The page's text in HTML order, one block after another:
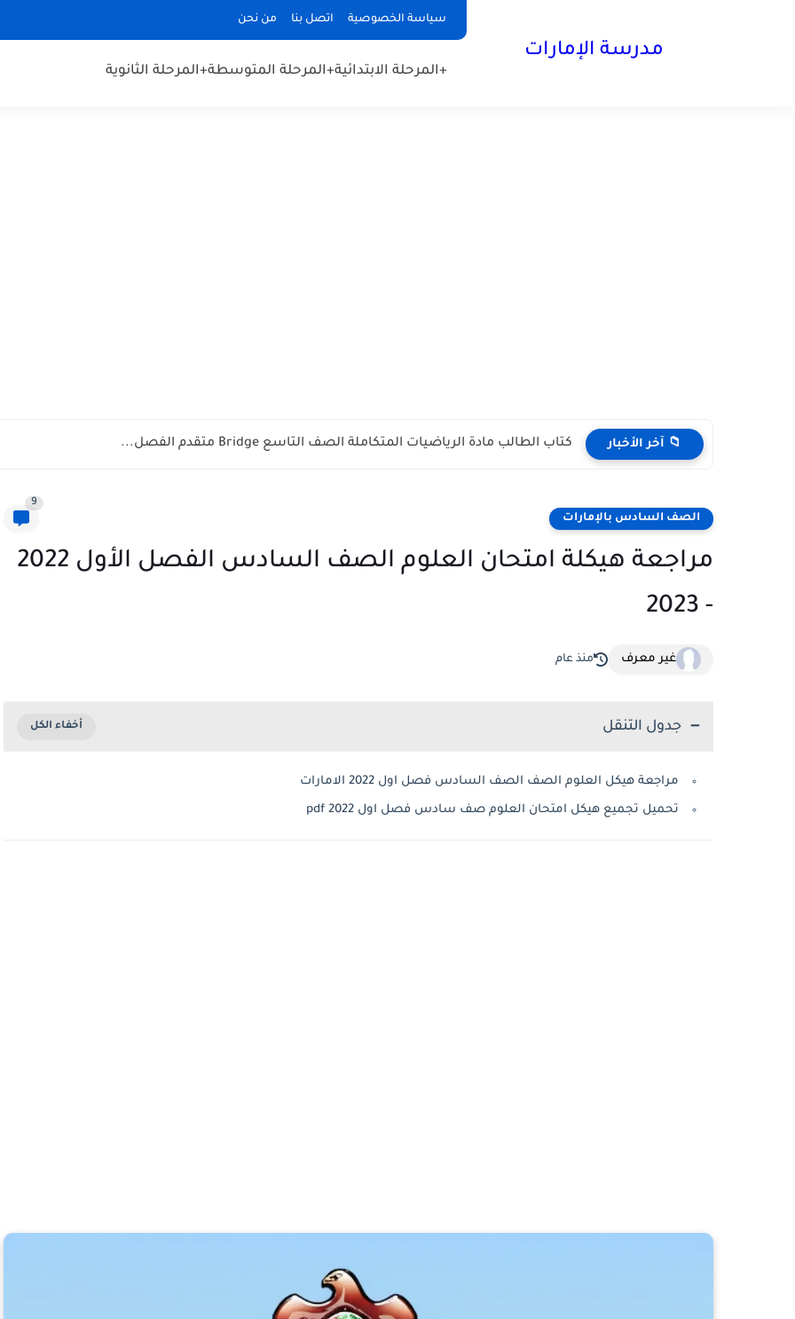
سياسة الخصوصية اتصل بنا من نحن
مدرسة الإمارات
+المرحلة الابتدائية+المرحلة المتوسطة+المرحلة الثانوية
📁 آخر الأخبار كتاب الطالب مادة الرياضيات المتكاملة الصف التاسع Bridge متقدم الفصل...
الصف السادس بالإمارات
9
مراجعة هيكلة امتحان العلوم الصف السادس الفصل الأول 2022
- 2023
غير معرف منذ عام
جدول التنقل
مراجعة هيكل العلوم الصف الصف السادس فصل اول 2022 الامارات
تحميل تجميع هيكل امتحان العلوم صف سادس فصل اول 2022 pdf